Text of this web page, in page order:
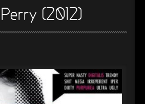
Rattenfänger
Totpunkt
Dia De Los Muertos
Totpunkt
(2012)